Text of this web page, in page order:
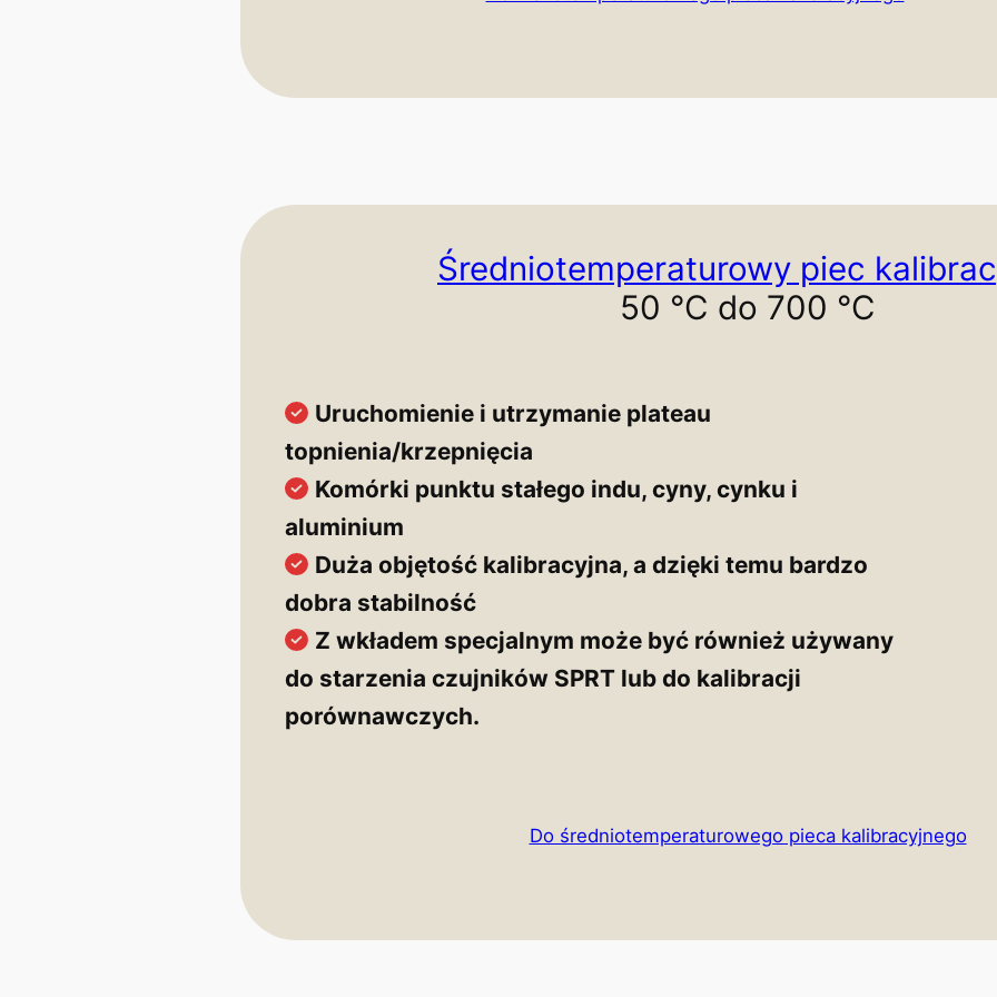
Średniotemperaturowy piec
50 °C do 700 °C
Uruchomienie i utrzymanie plateau
topnienia/krzepnięcia
Komórki punktu stałego indu, cyny, cynku i
aluminium
Duża objętość kalibracyjna, a dzięki temu bardzo
dobra stabilność
Z wkładem specjalnym może być również używany
do starzenia czujników SPRT lub do kalibracji
porównawczych.
Do średniotemperaturowego pieca kalibracyjnego